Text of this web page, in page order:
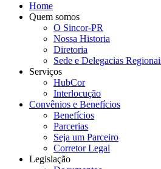
Home
Quem somos
O Sincor-PR
Nossa Historia
Diretoria
Sede e Delegacias
Serviços
HubCor
Interlocução
Convênios e Benefícios
Benefícios
Parcerias
Seja um Parceiro
Corretor Legal
Legislação